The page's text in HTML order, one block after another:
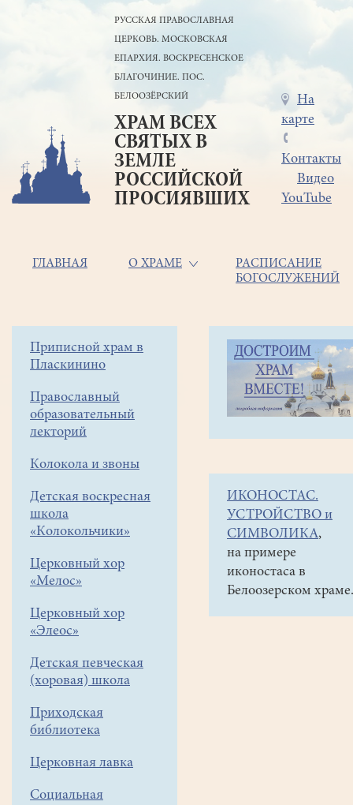
РУССКАЯ ПРАВОСЛАВНАЯ
ЦЕРКОВЬ. МОСКОВСКАЯ
ЕПАРХИЯ. ВОСКРЕСЕНСКОЕ
БЛАГОЧИНИЕ. ПОС.
БЕЛООЗЁРСКИЙ
ХРАМ ВСЕХ
СВЯТЫХ В
ЗЕМЛЕ
РОССИЙСКОЙ
ПРОСИЯВШИХ
Меню
в
шапке
На
карте
Контакты
Видео
YouTube
Основная
ГЛАВНАЯ О ХРАМЕ
РАСПИСАНИЕ
БОГОСЛУЖЕНИЙ
Боковое
меню
Приписной храм в
Пласкинино
Православный
образовательный
лекторий
Колокола и звоны
Детская воскресная
школа
«Колокольчики»
Церковный хор
«Мелос»
Церковный хор
«Элеос»
Детская певческая
(хоровая) школа
Приходская
библиотека
Церковная лавка
Социальная
Строка
навигации
Объявления
11-
притворе
храма
отчетный
ИКОНОСТАС.
УСТРОЙСТВО и
СИМВОЛИКА,
на примере
иконостаса в
Белоозерском храме.